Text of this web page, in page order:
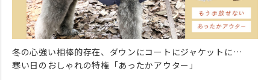
冬の心強い相棒的存在、ダウンにコートにジャケットに…
寒い日のおしゃれの特権「あったかアウター」